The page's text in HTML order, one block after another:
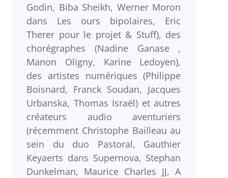
Godin, Biba Sheikh, Werner Moron
dans Les ours bipolaires, Eric
Therer pour le projet & Stuff), des
chorégraphes (Nadine Ganase ,
Manon Oligny, Karine Ledoyen),
des artistes numériques (Philippe
Boisnard, Franck Soudan, Jacques
Urbanska, Thomas Israël) et autres
créateurs audio aventuriers
(récemment Christophe Bailleau au
sein du duo Pastoral, Gauthier
Keyaerts dans Supernova, Stephan
Dunkelman, Maurice Charles JJ, A